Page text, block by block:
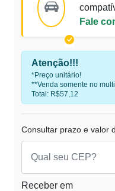
Fale
Atenção!!!
*Preço unitário!
**Venda somente no
Total: R$57,12
Consultar prazo e valor
Receber em